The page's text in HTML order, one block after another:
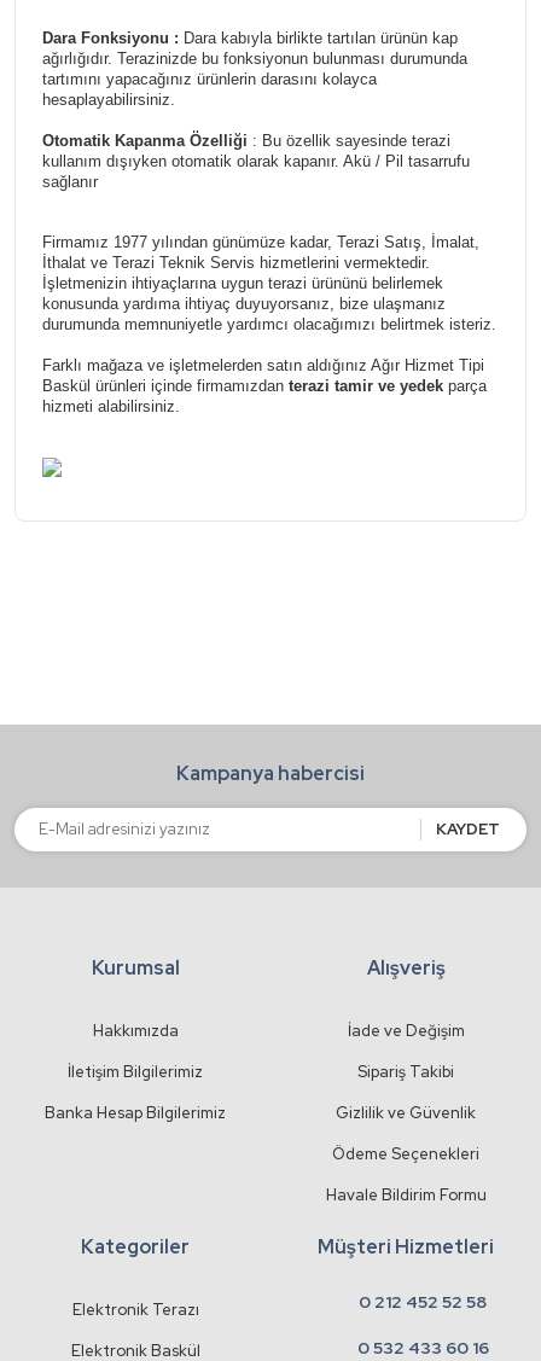
Dara Fonksiyonu : Dara kabıyla birlikte tartılan ürünün kap
ağırlığıdır. Terazinizde bu fonksiyonun bulunması durumunda
tartımını yapacağınız ürünlerin darasını kolayca
hesaplayabilirsiniz.
Otomatik Kapanma Özelliği : Bu özellik sayesinde terazi
kullanım dışıyken otomatik olarak kapanır. Akü / Pil tasarrufu
sağlanır
Firmamız 1977 yılından günümüze kadar, Terazi Satış, İmalat,
İthalat ve Terazi Teknik Servis hizmetlerini vermektedir.
İşletmenizin ihtiyaçlarına uygun terazi ürününü belirlemek
konusunda yardıma ihtiyaç duyuyorsanız, bize ulaşmanız
durumunda memnuniyetle yardımcı olacağımızı belirtmek isteriz.
Farklı mağaza ve işletmelerden satın aldığınız Ağır Hizmet Tipi
Baskül ürünleri içinde firmamızdan terazi tamir ve yedek parça
hizmeti alabilirsiniz.
konularda yetersiz gördüğünüz noktaları öneri formunu
Ürün fiyatı diğer sitelerden daha pahalı.
Bu ürüne benzer farklı alternatifler olmalı.
Kampanya habercisi
KAYDET
Kurumsal
Hakkımızda
İletişim Bilgilerimiz
Banka Hesap Bilgilerimiz
Alışveriş
İade ve Değişim
Sipariş Takibi
Gizlilik ve Güvenlik
Ödeme Seçenekleri
Havale Bildirim Formu
Kategoriler
Elektronik Terazı
Elektronik Baskül
Müşteri Hizmetleri
0 212 452 52 58
0 532 433 60 16